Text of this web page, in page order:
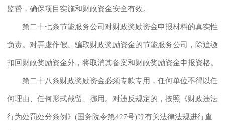
监督，确保项目实施和财政资金安全有效。
第二十七条节能服务公司对财政奖励资金申报材料的真实性
负责。对弄虚作假、骗取财政奖励资金的节能服务公司，除追缴
扣回财政奖励资金外，将取消其备案和财政奖励资金申报资格。
第二十八条财政奖励资金必须专款专用，任何单位不得以任
何理由、任何形式截留、挪用。对违反规定的，按照《财政违法
行为处罚处分条例》(国务院令第427号)等有关法律法规进行查